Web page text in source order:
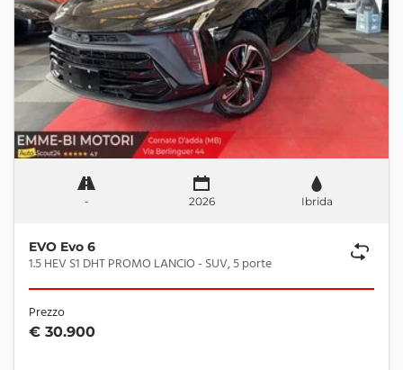
- 2026 Ibrida
EVO Evo 6
1.5 HEV S1 DHT PROMO LANCIO - SUV, 5 porte
Prezzo
€ 30.900